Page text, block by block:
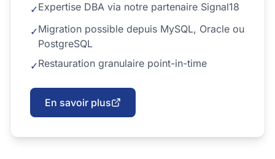
✓Expertise DBA via notre partenaire Signal18
✓Migration possible depuis MySQL, Oracle ou
PostgreSQL
✓Restauration granulaire point-in-time
En savoir plus